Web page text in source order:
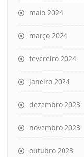
maio 2024
março 2024
fevereiro 2024
janeiro 2024
dezembro 2023
novembro 2023
outubro 2023